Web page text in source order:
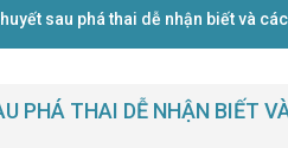
sau phá thai dễ nhận biết và
PHÁ THAI DỄ NHẬN BIẾT